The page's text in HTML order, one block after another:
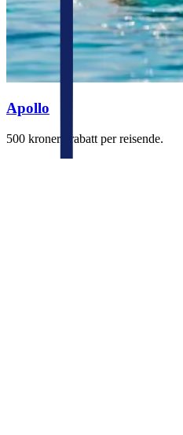
Apollo
500 kroner i rabatt per reisende.